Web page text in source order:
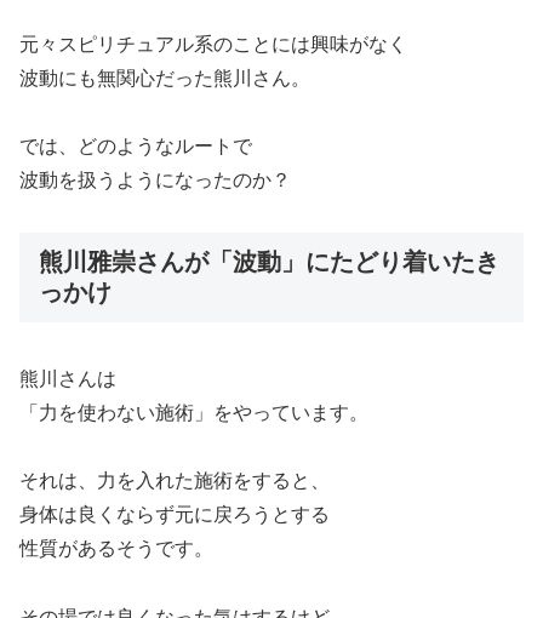
元々スピリチュアル系のことには興味がなく
波動にも無関心だった熊川さん。
では、どのようなルートで
波動を扱うようになったのか？
熊川雅崇さんが「波動」にたどり着いたき
っかけ
熊川さんは
「力を使わない施術」をやっています。
それは、力を入れた施術をすると、
身体は良くならず元に戻ろうとする
性質があるそうです。